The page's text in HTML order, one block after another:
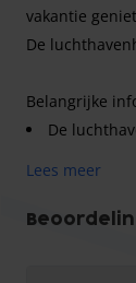
vakantie
De
Belangrijke
De
geldt een
Lees meer